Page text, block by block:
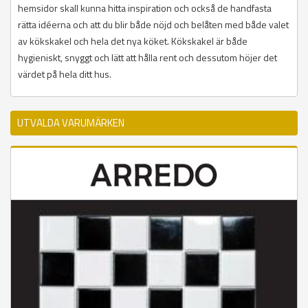
hemsidor skall kunna hitta inspiration och också de handfasta
rätta idéerna och att du blir både nöjd och belåten med både valet
av kökskakel och hela det nya köket. Kökskakel är både
hygieniskt, snyggt och lätt att hålla rent och dessutom höjer det
värdet på hela ditt hus.
UTVALDA VARUMÄRKEN